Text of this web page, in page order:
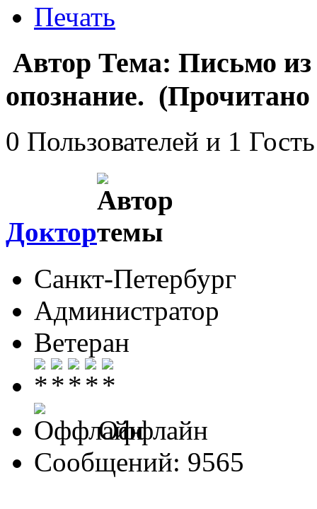
Печать
Автор Тема: Письмо
опознание. (Прочитано
0 Пользователей и 1
Доктор
Санкт-Петербург
Администратор
Ветеран
Оффлайн
Сообщений: 9565